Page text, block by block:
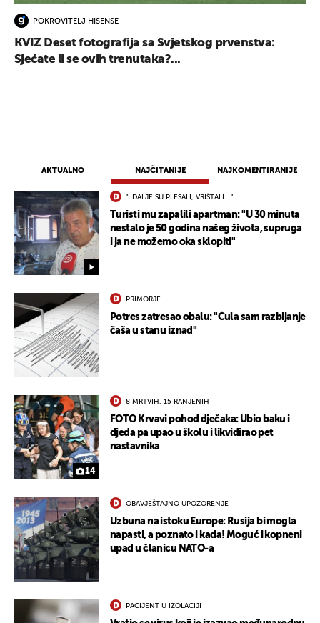
AKTUALNO NAJČITANIJE NAJKOMENTIRANIJE
"I DALJE SU PLESALI, VRIŠTALI..."
Turisti mu zapalili apartman: "U 30 minuta
nestalo je 50 godina našeg života, supruga
i ja ne možemo oka sklopiti"
PRIMORJE
Potres zatresao obalu: "Čula sam razbijanje
čaša u stanu iznad"
14
8 MRTVIH, 15 RANJENIH
FOTO Krvavi pohod dječaka: Ubio baku i
djeda pa upao u školu i likvidirao pet
nastavnika
OBAVJEŠTAJNO UPOZORENJE
Uzbuna na istoku Europe: Rusija bi mogla
napasti, a poznato i kada! Moguć i kopneni
upad u članicu NATO-a
PACIJENT U IZOLACIJI
POKROVITELJ HISENSE
KVIZ Deset fotografija sa Svjetskog prvenstva:
Sjećate li se ovih trenutaka?...
UKLJUČITE NOTIFIKACIJE